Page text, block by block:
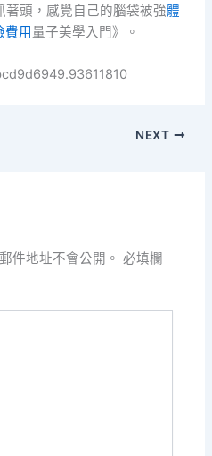
著頭，感覺自己的腦袋被強體
費用量子美學入門》。
NEXT
件地址不會公開。 必填欄